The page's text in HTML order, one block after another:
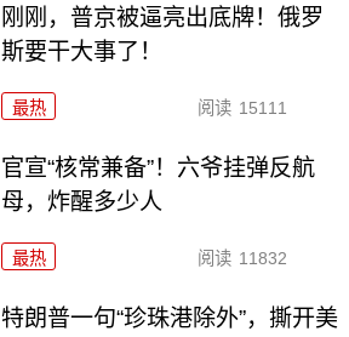
刚刚，普京被逼亮出底牌！俄罗
斯要干大事了！
最热 阅读 15111
官宣“核常兼备”！六爷挂弹反航
母，炸醒多少人
最热 阅读 11832
特朗普一句“珍珠港除外”，撕开美